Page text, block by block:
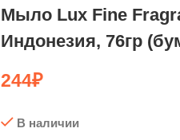
Мыло Lux Fine
Индонезия, 76гр
244₽
В наличии